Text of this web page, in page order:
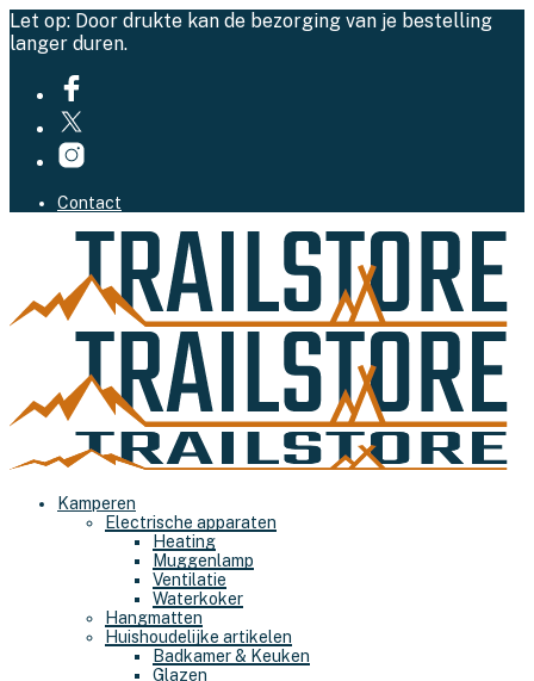
Let op: Door drukte kan de bezorging van je bestelling
langer duren.
Contact
Kamperen
Electrische apparaten
Heating
Muggenlamp
Ventilatie
Waterkoker
Hangmatten
Huishoudelijke artikelen
Badkamer & Keuken
Glazen